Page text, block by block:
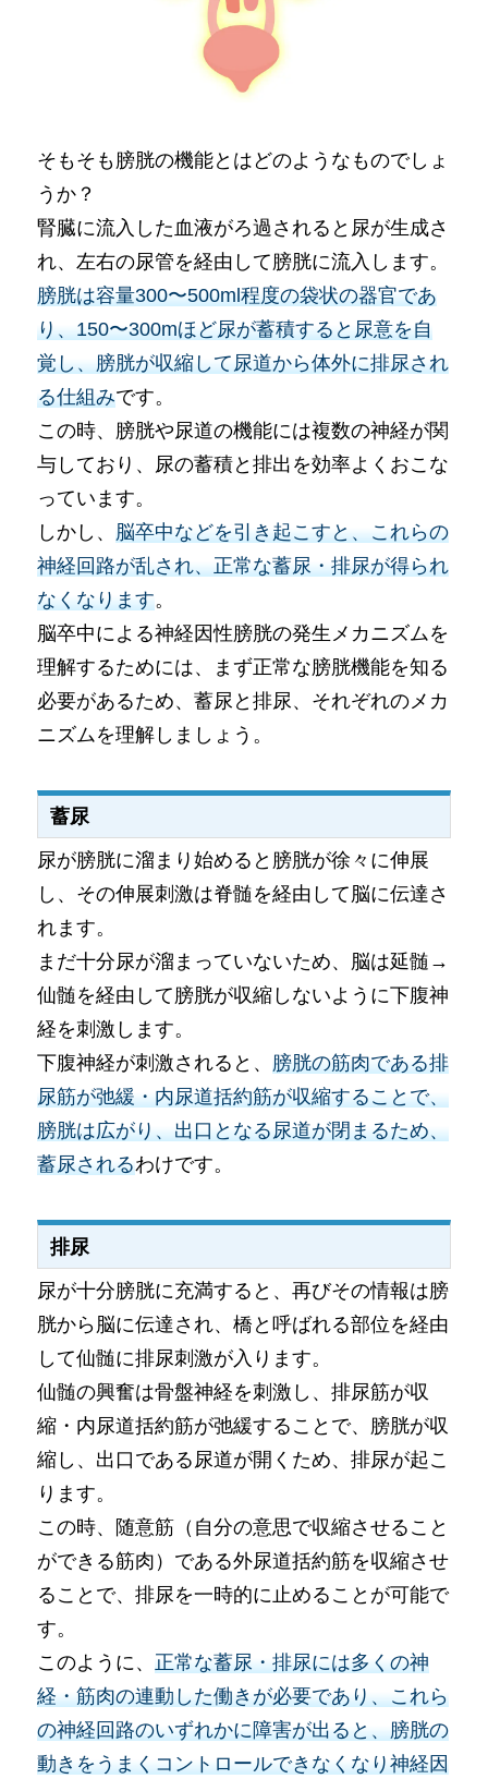
そもそも膀胱の機能とはどのようなものでしょ
うか？
腎臓に流入した血液がろ過されると尿が生成さ
れ、左右の尿管を経由して膀胱に流入します。
膀胱は容量300〜500ml程度の袋状の器官であ
り、150〜300mほど尿が蓄積すると尿意を自
覚し、膀胱が収縮して尿道から体外に排尿され
る仕組みです。
この時、膀胱や尿道の機能には複数の神経が関
与しており、尿の蓄積と排出を効率よくおこな
っています。
しかし、脳卒中などを引き起こすと、これらの
神経回路が乱され、正常な蓄尿・排尿が得られ
なくなります。
脳卒中による神経因性膀胱の発生メカニズムを
理解するためには、まず正常な膀胱機能を知る
必要があるため、蓄尿と排尿、それぞれのメカ
ニズムを理解しましょう。
蓄尿
尿が膀胱に溜まり始めると膀胱が徐々に伸展
し、その伸展刺激は脊髄を経由して脳に伝達さ
れます。
まだ十分尿が溜まっていないため、脳は延髄→
仙髄を経由して膀胱が収縮しないように下腹神
経を刺激します。
下腹神経が刺激されると、膀胱の筋肉である排
尿筋が弛緩・内尿道括約筋が収縮することで、
膀胱は広がり、出口となる尿道が閉まるため、
蓄尿されるわけです。
排尿
尿が十分膀胱に充満すると、再びその情報は膀
胱から脳に伝達され、橋と呼ばれる部位を経由
して仙髄に排尿刺激が入ります。
仙髄の興奮は骨盤神経を刺激し、排尿筋が収
縮・内尿道括約筋が弛緩することで、膀胱が収
縮し、出口である尿道が開くため、排尿が起こ
ります。
この時、随意筋（自分の意思で収縮させること
ができる筋肉）である外尿道括約筋を収縮させ
ることで、排尿を一時的に止めることが可能で
す。
このように、正常な蓄尿・排尿には多くの神
経・筋肉の連動した働きが必要であり、これら
の神経回路のいずれかに障害が出ると、膀胱の
動きをうまくコントロールできなくなり神経因